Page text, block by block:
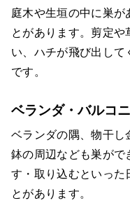
庭木や生垣の中に巣が
とがあります。剪定や
い、ハチが飛び出し
です。
ベランダ・バルコ
ベランダの隅、物干し
鉢の周辺なども巣がで
す・取り込むといった
とがあります。